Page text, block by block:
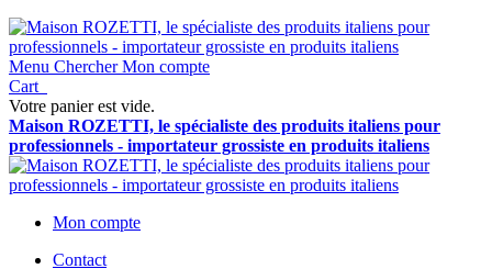
Menu Chercher Mon compte
Cart
Votre panier est vide.
Maison ROZETTI, le spécialiste des produits italiens pour
professionnels - importateur grossiste en produits italiens
Mon compte
Contact